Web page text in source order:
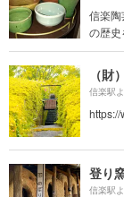
信楽
の歴史
（財
信楽駅
登り
信楽駅